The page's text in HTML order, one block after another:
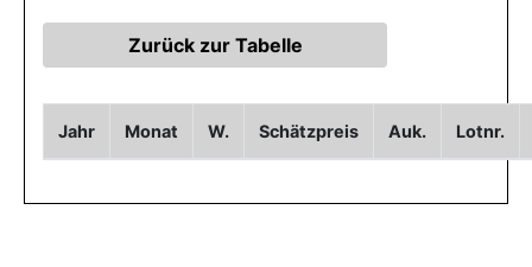
Jahr Monat W. Schätzpreis Auk. Lotnr.